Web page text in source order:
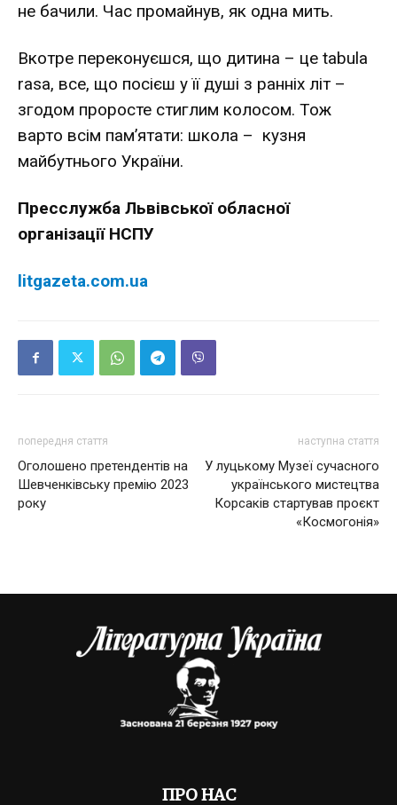
не бачили. Час промайнув, як одна мить.
Вкотре переконуєшся, що дитина – це tabula
rasa, все, що посієш у її душі з ранніх літ –
згодом проросте стиглим колосом. Тож
варто всім пам’ятати: школа – кузня
майбутнього України.
Пресслужба Львівської обласної
організації НСПУ
litgazeta.com.ua
попередня стаття
Оголошено претендентів на
Шевченківську премію 2023
року
наступна стаття
У луцькому Музеї сучасного
українського мистецтва
Корсаків стартував проєкт
«Космогонія»
ПРО НАС